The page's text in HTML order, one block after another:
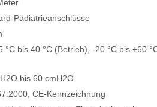
Pädiatrieanschlüsse
°C bis 40 °C (Betrieb), -20 °C bis +60
bis 60 cmH2O
CE-Kennzeichnung